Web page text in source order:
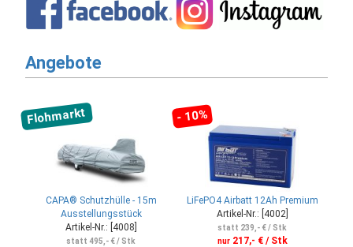
Angebote
Flohmarkt
CAPA® Schutzhülle - 15m
Ausstellungsstück
Artikel-Nr.: [4008]
statt 495,- € / Stk
- 10%
LiFePO4 Airbatt 12Ah Premium
Artikel-Nr.: [4002]
statt 239,- € / Stk
nur217,- € / Stk